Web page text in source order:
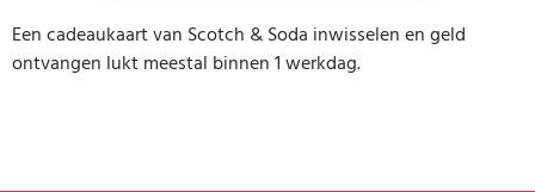
Een cadeaukaart van Scotch & Soda inwisselen en geld
ontvangen lukt meestal binnen 1 werkdag.